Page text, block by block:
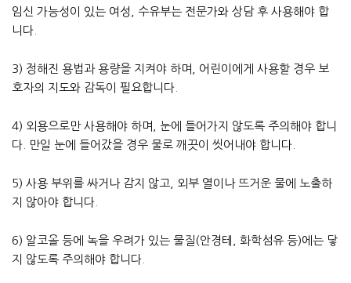
임신 가능성이 있는 여성, 수유부는 전문가와 상담 후 사용해야 합
니다.
3) 정해진 용법과 용량을 지켜야 하며, 어린이에게 사용할 경우 보
호자의 지도와 감독이 필요합니다.
4) 외용으로만 사용해야 하며, 눈에 들어가지 않도록 주의해야 합니
다. 만일 눈에 들어갔을 경우 물로 깨끗이 씻어내야 합니다.
5) 사용 부위를 싸거나 감지 않고, 외부 열이나 뜨거운 물에 노출하
지 않아야 합니다.
6) 알코올 등에 녹을 우려가 있는 물질(안경테, 화학섬유 등)에는 닿
지 않도록 주의해야 합니다.